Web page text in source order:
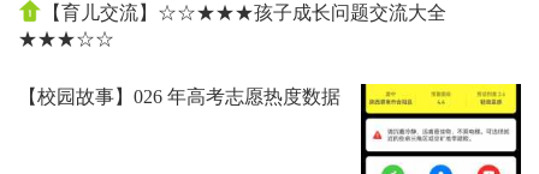
【育儿交流】☆☆★★★孩子成长问题交流大全
★★★☆☆
【校园故事】026 年高考志愿热度数据